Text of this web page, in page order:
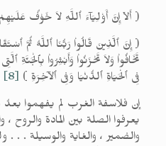
( أَلاۤ إِنَّ أَوْلِيَآءَ ٱللَّهِ لاَ خَوْفٌ
( إِنَّ ٱلَّذِينَ قَالُواْ رَبُّنَا ٱللَّهُ ثُمَّ
تَخَافُواْ وَلاَ تَحْزَنُواْ وَأَبْشِرُواْ بِٱلْجَنَّةِ
فِى ٱلْحَيَاةِ ٱلدُّنْيَا وَفِى ٱلآخِرَةِ ) [8]
إن فلاسفة الغرب لم يفهموا بعدُ
يعرفوا الصلة بين المادة والروح ،
والضمير ، والغاية والوسيلة . . .